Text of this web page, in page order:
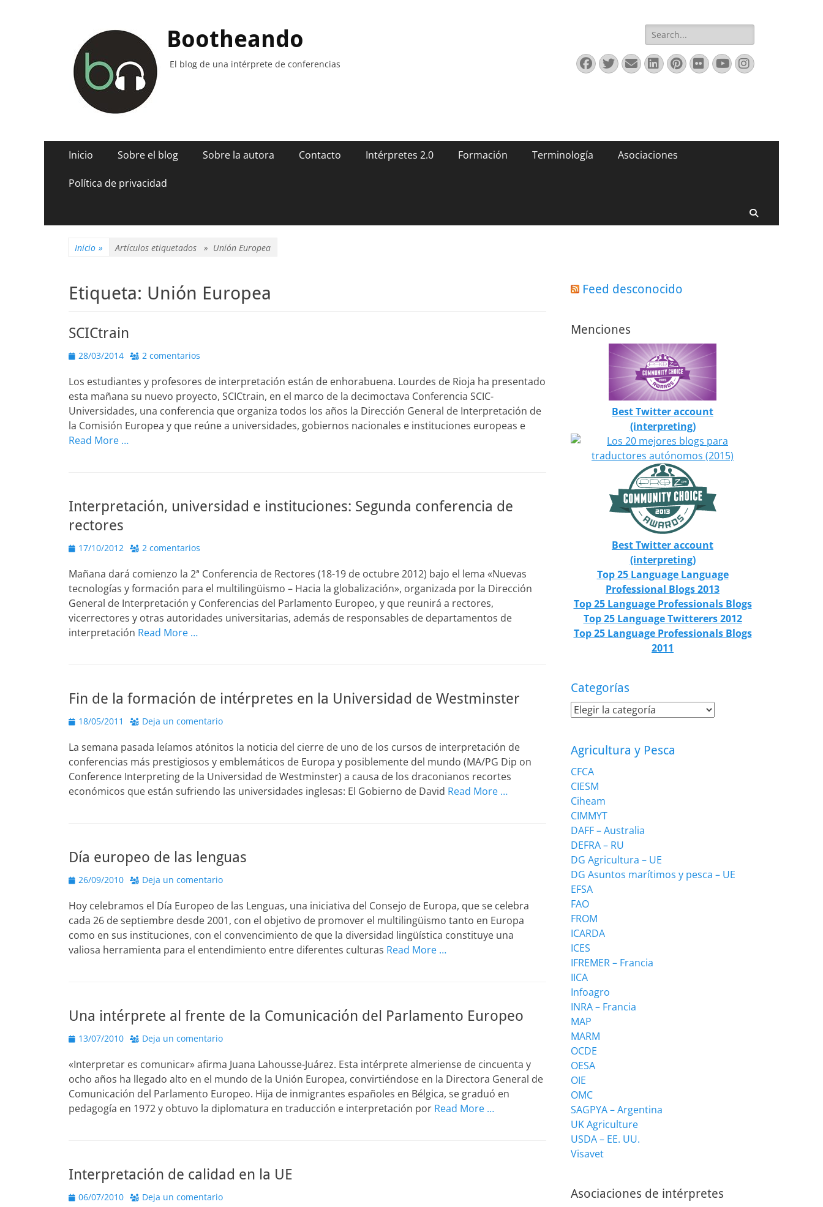
Bootheando
El blog de una intérprete de conferencias
Buscar:
Facebook
Twitter
Correo
electrónico
LinkedIn
Pinterest
FlickrYouTube
Instagram
Menú
Saltar
contenido
Inicio Sobre el blog Sobre la autora Contacto Intérpretes 2.0 Formación Terminología Asociaciones
Política de privacidad
Inicio » Artículos etiquetados » Unión Europea
Etiqueta: Unión Europea
SCICtrain
Publicado
28/03/2014 2 comentarios
Los estudiantes y profesores de interpretación están de enhorabuena. Lourdes de Rioja ha presentado
esta mañana su nuevo proyecto, SCICtrain, en el marco de la decimoctava Conferencia SCIC-
Universidades, una conferencia que organiza todos los años la Dirección General de Interpretación de
la Comisión Europea y que reúne a universidades, gobiernos nacionales e instituciones europeas e
Read More …
Interpretación, universidad e instituciones: Segunda conferencia de
rectores
Publicado
17/10/2012 2 comentarios
Mañana dará comienzo la 2ª Conferencia de Rectores (18-19 de octubre 2012) bajo el lema «Nuevas
tecnologías y formación para el multilingüismo – Hacia la globalización», organizada por la Dirección
General de Interpretación y Conferencias del Parlamento Europeo, y que reunirá a rectores,
vicerrectores y otras autoridades universitarias, además de responsables de departamentos de
interpretación Read More …
Fin de la formación de intérpretes en la Universidad de Westminster
Publicado
18/05/2011 Deja un comentario
La semana pasada leíamos atónitos la noticia del cierre de uno de los cursos de interpretación de
conferencias más prestigiosos y emblemáticos de Europa y posiblemente del mundo (MA/PG Dip on
Conference Interpreting de la Universidad de Westminster) a causa de los draconianos recortes
económicos que están sufriendo las universidades inglesas: El Gobierno de David Read More …
Día europeo de las lenguas
Publicado
26/09/2010 Deja un comentario
Hoy celebramos el Día Europeo de las Lenguas, una iniciativa del Consejo de Europa, que se celebra
cada 26 de septiembre desde 2001, con el objetivo de promover el multilingüismo tanto en Europa
como en sus instituciones, con el convencimiento de que la diversidad lingüística constituye una
valiosa herramienta para el entendimiento entre diferentes culturas Read More …
Una intérprete al frente de la Comunicación del Parlamento Europeo
Publicado
13/07/2010 Deja un comentario
«Interpretar es comunicar» afirma Juana Lahousse-Juárez. Esta intérprete almeriense de cincuenta y
ocho años ha llegado alto en el mundo de la Unión Europea, convirtiéndose en la Directora General de
Comunicación del Parlamento Europeo. Hija de inmigrantes españoles en Bélgica, se graduó en
pedagogía en 1972 y obtuvo la diplomatura en traducción e interpretación por Read More …
Interpretación de calidad en la UE
Publicado
06/07/2010 Deja un comentario
Feed desconocido
Menciones
Best Twitter account
(interpreting)
Best Twitter account
(interpreting)
Top 25 Language Language
Professional Blogs 2013
Top 25 Language Professionals Blogs
Top 25 Language Twitterers 2012
Top 25 Language Professionals Blogs
2011
Categorías
Categorías
Agricultura y Pesca
CFCA
CIESM
Ciheam
CIMMYT
DAFF – Australia
DEFRA – RU
DG Agricultura – UE
DG Asuntos marítimos y pesca – UE
EFSA
FAO
FROM
ICARDA
ICES
IFREMER – Francia
IICA
Infoagro
INRA – Francia
MAP
MARM
OCDE
OESA
OIE
OMC
SAGPYA – Argentina
UK Agriculture
USDA – EE. UU.
Visavet
Asociaciones de intérpretes